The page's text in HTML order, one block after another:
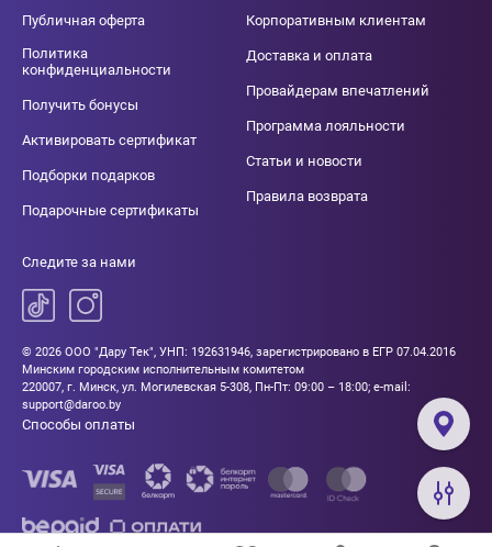
Публичная оферта
Политика
конфиденциальности
Получить бонусы
Активировать сертификат
Подборки подарков
Подарочные сертификаты
Корпоративным клиентам
Доставка и оплата
Провайдерам впечатлений
Программа лояльности
Статьи и новости
Правила возврата
Следите за нами
© 2026 ООО "Дару Тек", УНП: 192631946, зарегистрировано в ЕГР 07.04.2016
Минским городским исполнительным комитетом
220007, г. Минск, ул. Могилевская 5-308, Пн-Пт: 09:00 – 18:00; e-mail:
support@daroo.by
Способы оплаты